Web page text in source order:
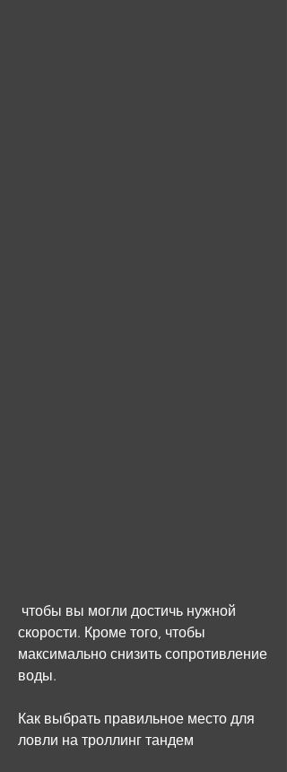
скорости. Кроме того, чтобы
максимально снизить сопротивление
воды.
Как выбрать правильное место для
ловли на троллинг тандем